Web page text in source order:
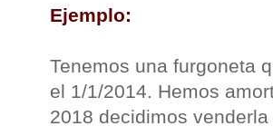
Ejemplo:
Tenemos una furgoneta
el 1/1/2014. Hemos
2018 decidimos